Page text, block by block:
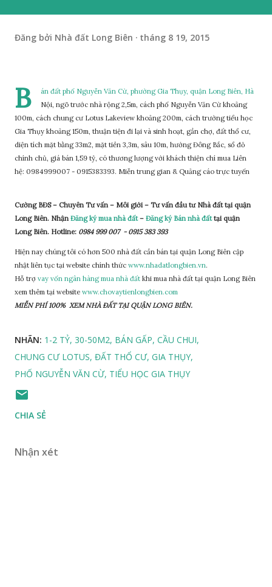
Đăng bởi Nhà đất Long Biên tháng 8 19, 2015
B
án đất phố Nguyễn Văn Cừ, phường Gia Thụy, quận Long Biên, Hà
Nội, ngõ trước nhà rộng 2,5m, cách phố Nguyễn Văn Cừ khoảng
100m, cách chung cư Lotus Lakeview khoảng 200m, cách trường tiểu học
Gia Thụy khoảng 150m, thuận tiện đi lại và sinh hoạt, gần chợ, đất thổ cư,
diện tích mặt bằng 33m2, mặt tiền 3,3m, sâu 10m, hướng Đông Bắc, sổ đỏ
chính chủ, giá bán 1,59 tỷ, có thương lượng với khách thiện chí mua Liên
hệ: 0984999007 - 0915383393. Miễn trung gian & Quảng cáo trực tuyến
Cường BĐS – Chuyên Tư vấn – Môi giới – Tư vấn đầu tư Nhà đất tại quận
Long Biên. Nhận Đăng ký mua nhà đất– Đăng ký Bán nhà đấttại quận
Long Biên. Hotline: 0984 999 007 - 0915 383 393
Hiện nay chúng tôi có hơn 500 nhà đất cần bán tại quận Long Biên cập
nhật liên tục tại website chính thức www.nhadatlongbien.vn.
Hỗ trợ vay vốn ngân hàng mua nhà đất khi mua nhà đất tại quận Long Biên
xem thêm tại website www.chovaytienlongbien.com
MIỄN PHÍ 100% XEM NHÀ ĐẤT TẠI QUẬN LONG BIÊN.
NHÃN: 1-2 TỶ 30-50M2 BÁN GẤP CẦU CHUI
CHUNG CƯ LOTUS ĐẤT THỔ CƯ GIA THỤY
PHỐ NGUYỄN VĂN CỪ TIỂU HỌC GIA THỤY
CHIA SẺ
Nhận xét